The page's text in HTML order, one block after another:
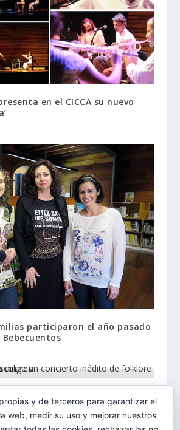
en el CICCA su nuevo
participaron el año pasado
dirige un concierto inédito de
para escolares
y de terceros para garantizar el
web, medir su uso y mejorar nuestros